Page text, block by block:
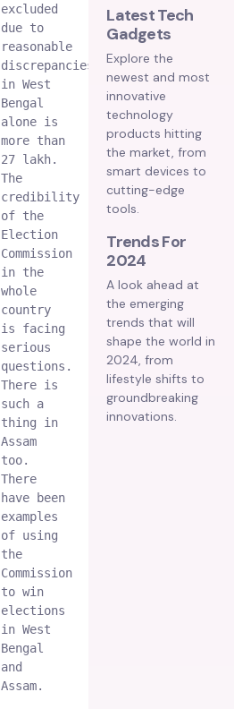
excluded
due to
reasonable
discrepancies
in West
Bengal
alone is
more than
27 lakh.
The
credibility
of the
Election
Commission
in the
whole
country
is facing
serious
questions.
There is
such a
thing in
Assam
too.
There
have been
examples
of using
the
Commission
to win
elections
in West
Bengal
and
Assam.
Latest Tech
Gadgets
Explore the
newest and most
innovative
technology
products hitting
the market, from
smart devices to
cutting-edge
tools.
Trends For
2024
A look ahead at
the emerging
trends that will
shape the world in
2024, from
lifestyle shifts to
groundbreaking
innovations.